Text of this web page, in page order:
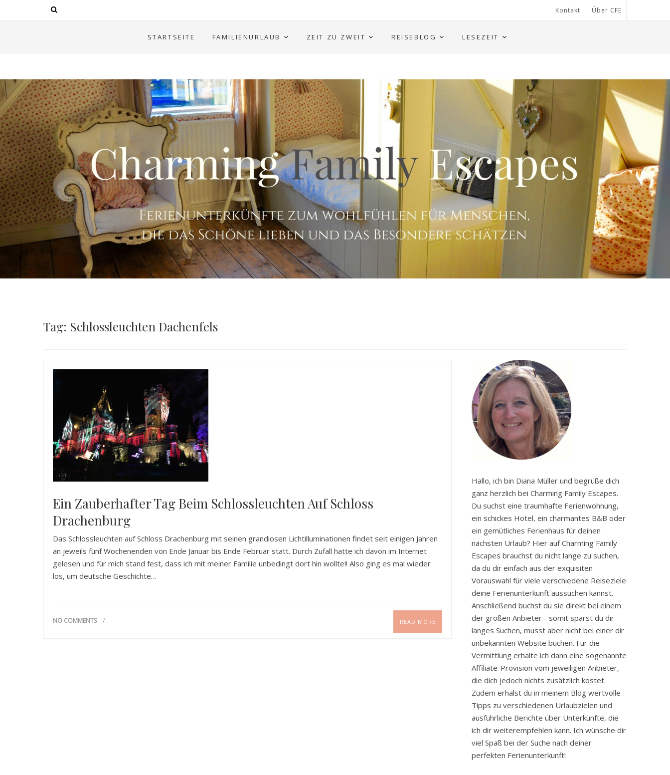
Kontakt Über CFE
STARTSEITE FAMILIENURLAUB ZEIT ZU ZWEIT REISEBLOG LESEZEIT
Tag: Schlossleuchten Dachenfels
Ein Zauberhafter Tag Beim Schlossleuchten Auf Schloss
Drachenburg
Das Schlossleuchten auf Schloss Drachenburg mit seinen grandiosen Lichtilluminationen findet seit einigen Jahren
an jeweils fünf Wochenenden von Ende Januar bis Ende Februar statt. Durch Zufall hatte ich davon im Internet
gelesen und für mich stand fest, dass ich mit meiner Familie unbedingt dort hin wollte!! Also ging es mal wieder
los, um deutsche Geschichte…
NO COMMENTS READ MORE
Hallo, ich bin Diana Müller und begrüße dich
ganz herzlich bei Charming Family Escapes.
Du suchst eine traumhafte Ferienwohnung,
ein schickes Hotel, ein charmantes B&B oder
ein gemütliches Ferienhaus für deinen
nächsten Urlaub? Hier auf Charming Family
Escapes brauchst du nicht lange zu suchen,
da du dir einfach aus der exquisiten
Vorauswahl für viele verschiedene Reiseziele
deine Ferienunterkunft aussuchen kannst.
Anschließend buchst du sie direkt bei einem
der großen Anbieter - somit sparst du dir
langes Suchen, musst aber nicht bei einer dir
unbekannten Website buchen. Für die
Vermittlung erhalte ich dann eine sogenannte
Affiliate-Provision vom jeweiligen Anbieter,
die dich jedoch nichts zusätzlich kostet.
Zudem erhälst du in meinem Blog wertvolle
Tipps zu verschiedenen Urlaubzielen und
ausführliche Berichte über Unterkünfte, die
ich dir weiterempfehlen kann. Ich wünsche dir
viel Spaß bei der Suche nach deiner
perfekten Ferienunterkunft!